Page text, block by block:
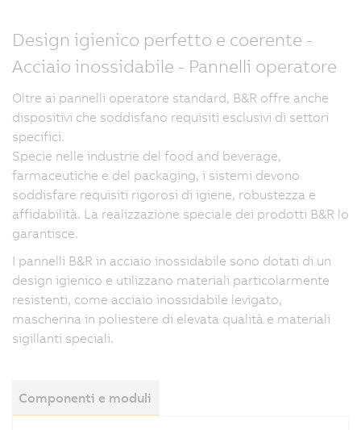
Design igienico perfetto e coerente -
Acciaio inossidabile - Pannelli operatore
Oltre ai pannelli operatore standard, B&R offre anche
dispositivi che soddisfano requisiti esclusivi di settori
specifici.
Specie nelle industrie del food and beverage,
farmaceutiche e del packaging, i sistemi devono
soddisfare requisiti rigorosi di igiene, robustezza e
affidabilità. La realizzazione speciale dei prodotti B&R lo
garantisce.
I pannelli B&R in acciaio inossidabile sono dotati di un
design igienico e utilizzano materiali particolarmente
resistenti, come acciaio inossidabile levigato,
mascherina in poliestere di elevata qualità e materiali
sigillanti speciali.
Componenti e moduli